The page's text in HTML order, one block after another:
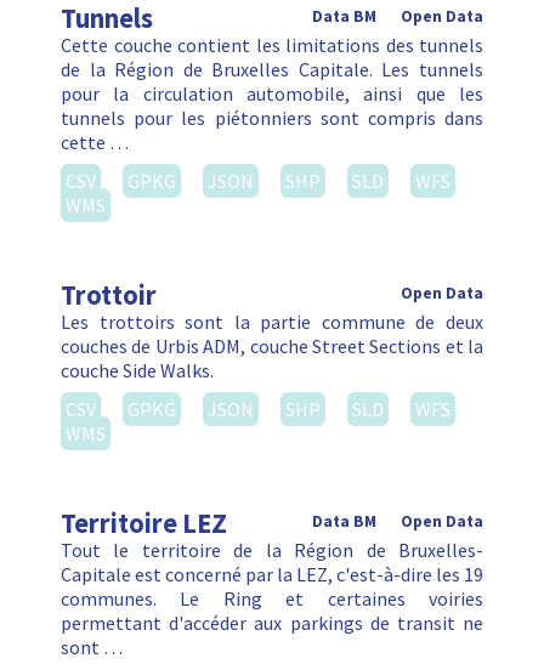
Tunnels Open Data
Data BM
Cette couche contient les limitations des tunnels
de la Région de Bruxelles Capitale. Les tunnels
pour la circulation automobile, ainsi que les
tunnels pour les piétonniers sont compris dans
cette …
CSV
GPKG JSON SHP SLD
WFS
WMS
Trottoir Open Data
Les trottoirs sont la partie commune de deux
couches de Urbis ADM, couche Street Sections et la
couche Side Walks.
CSV
GPKG JSON SHP SLD
WFS
WMS
Territoire LEZ Open Data
Data BM
Tout le territoire de la Région de Bruxelles-
Capitale est concerné par la LEZ, c'est-à-dire les 19
communes. Le Ring et certaines voiries
permettant d'accéder aux parkings de transit ne
sont …